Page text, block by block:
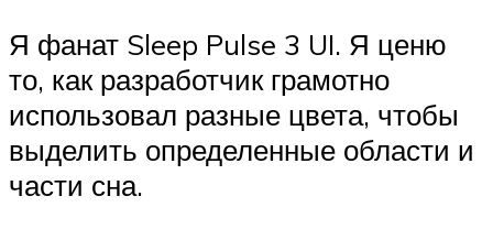
Я фанат Sleep Pulse 3 UI. Я ценю
то, как разработчик грамотно
использовал разные цвета, чтобы
выделить определенные области и
части сна.